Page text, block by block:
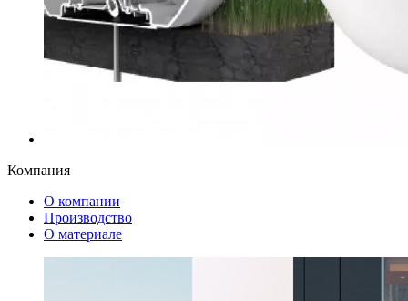
Компания
О компании
Производство
О материале